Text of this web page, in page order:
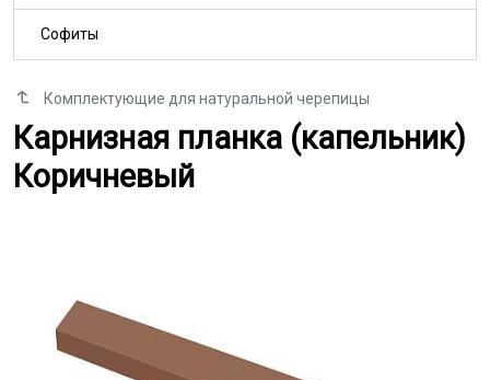
Комплектующие для натуральной черепицы
Карнизная планка (капельник)
Карнизная планка (капельник)
Коричневый
Софиты